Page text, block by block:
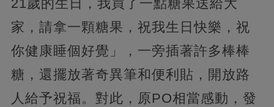
21歲的生日，我買了一點糖果送給大
家，請拿一顆糖果，祝我生日快樂，祝
你健康睡個好覺」，一旁插著許多棒棒
糖，還擺放著奇異筆和便利貼，開放路
人給予祝福。對此，原PO相當感動，發